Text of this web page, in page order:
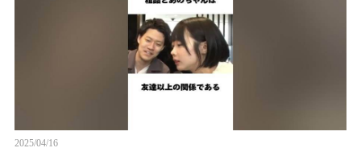
2025/04/16